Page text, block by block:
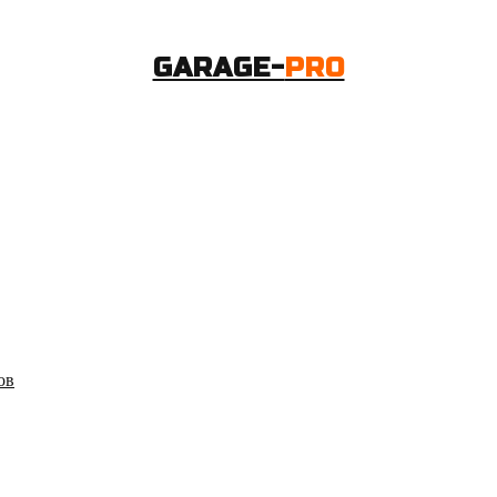
GARAGE-PRO